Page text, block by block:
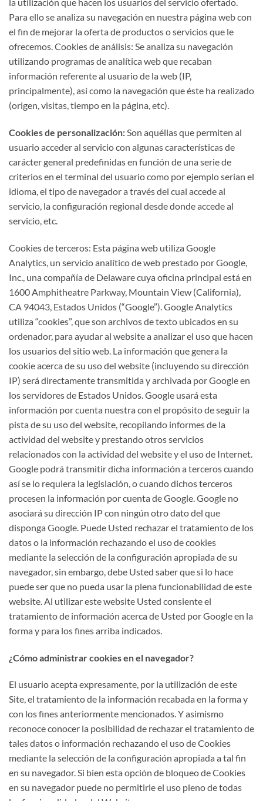
Para ello se analiza su navegación en nuestra página web con
el fin de mejorar la oferta de productos o servicios que le
ofrecemos. Cookies de análisis: Se analiza su navegación
utilizando programas de analítica web que recaban
información referente al usuario de la web (IP,
principalmente), así como la navegación que éste ha realizado
(origen, visitas, tiempo en la página, etc).
Cookies de personalización:Son aquéllas que permiten al
usuario acceder al servicio con algunas características de
carácter general predefinidas en función de una serie de
criterios en el terminal del usuario como por ejemplo serian el
idioma, el tipo de navegador a través del cual accede al
servicio, la configuración regional desde donde accede al
servicio, etc.
Cookies de terceros: Esta página web utiliza Google
Analytics, un servicio analítico de web prestado por Google,
Inc., una compañía de Delaware cuya oficina principal está en
1600 Amphitheatre Parkway, Mountain View (California),
CA 94043, Estados Unidos (“Google”). Google Analytics
utiliza “cookies”, que son archivos de texto ubicados en su
ordenador, para ayudar al website a analizar el uso que hacen
los usuarios del sitio web. La información que genera la
cookie acerca de su uso del website (incluyendo su dirección
IP) será directamente transmitida y archivada por Google en
los servidores de Estados Unidos. Google usará esta
información por cuenta nuestra con el propósito de seguir la
pista de su uso del website, recopilando informes de la
actividad del website y prestando otros servicios
relacionados con la actividad del website y el uso de Internet.
Google podrá transmitir dicha información a terceros cuando
así se lo requiera la legislación, o cuando dichos terceros
procesen la información por cuenta de Google. Google no
asociará su dirección IP con ningún otro dato del que
disponga Google. Puede Usted rechazar el tratamiento de los
datos o la información rechazando el uso de cookies
mediante la selección de la configuración apropiada de su
navegador, sin embargo, debe Usted saber que si lo hace
puede ser que no pueda usar la plena funcionabilidad de este
website. Al utilizar este website Usted consiente el
tratamiento de información acerca de Usted por Google en la
forma y para los fines arriba indicados.
¿Cómo administrar cookies en el navegador?
El usuario acepta expresamente, por la utilización de este
Site, el tratamiento de la información recabada en la forma y
con los fines anteriormente mencionados. Y asimismo
reconoce conocer la posibilidad de rechazar el tratamiento de
tales datos o información rechazando el uso de Cookies
mediante la selección de la configuración apropiada a tal fin
en su navegador. Si bien esta opción de bloqueo de Cookies
en su navegador puede no permitirle el uso pleno de todas